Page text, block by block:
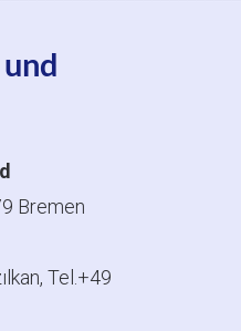
Bremen
Tel.+49